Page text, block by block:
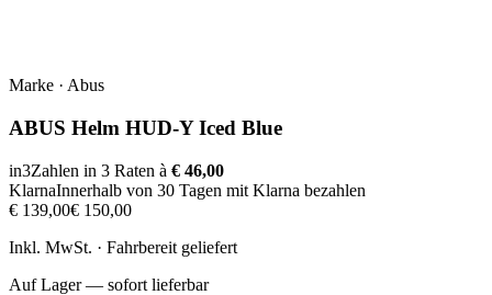
Marke · Abus
ABUS Helm HUD-Y Iced Blue
in3Zahlen in 3 Raten à € 46,00
KlarnaInnerhalb von 30 Tagen mit Klarna bezahlen
€ 139,00€ 150,00
Inkl. MwSt. · Fahrbereit geliefert
Auf Lager — sofort lieferbar